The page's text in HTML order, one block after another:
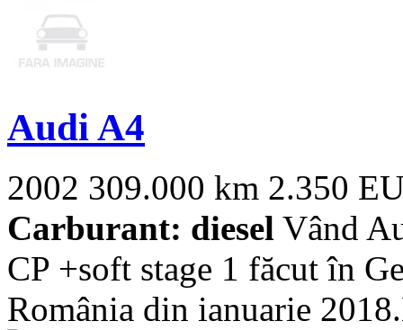
Audi A4
2002 309.000 km 2.350
Carburant: diesel Vând
CP +soft stage 1 făcut în
România din ianuarie